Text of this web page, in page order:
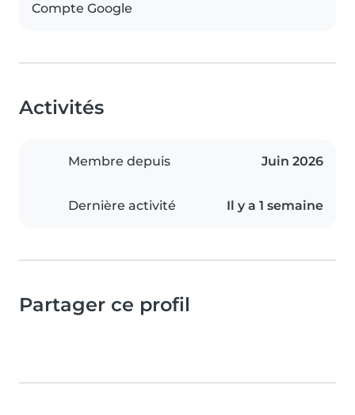
Compte Google
Activités
Membre depuis Juin 2026
Dernière activité Il y a 1 semaine
Partager ce profil